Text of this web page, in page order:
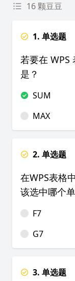
16 颗豆豆
1. 单选题
若要在 WPS
是？
SUM
MAX
2. 单选题
在WPS表格
该选中哪个
F7
G7
3. 单选题